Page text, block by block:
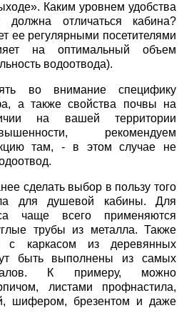
Каким уровнем удобства
должна отличаться кабина?
ее регулярными посетителями
на оптимальный объем
водоотвода).
во внимание специфику
а также свойства почвы на
на вашей территории
рекомендуем
там, - в этом случае не
сделать выбор в пользу того
для душевой кабины. Для
чаще всего применяются
трубы из металла. Также
с каркасом из деревянных
быть выполнены из самых
К примеру, можно
листами профнастила,
шифером, брезентом и даже